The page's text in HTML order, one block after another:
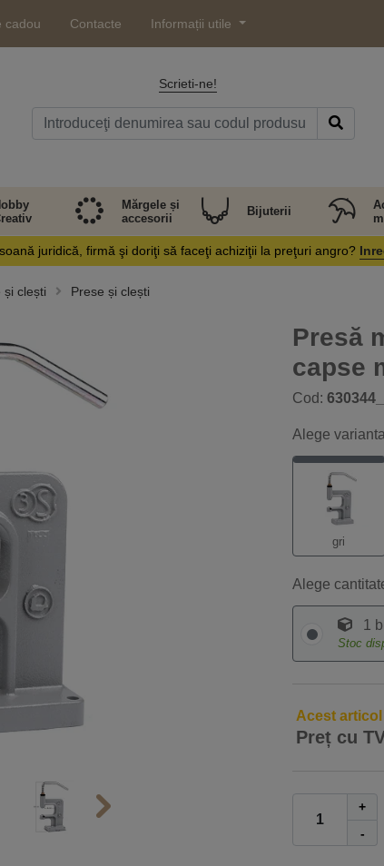
cadou Contacte Informații utile
Scrieti-ne!
Mărgele și
accesorii
Bijuterii
juridică, firmă şi doriţi să faceţi achiziţii la preţuri angro?
și clești Prese și clești
Presă
capse
Cod:
Alege
gri
Alege
1
Stoc
Acest
Preț cu
+
-